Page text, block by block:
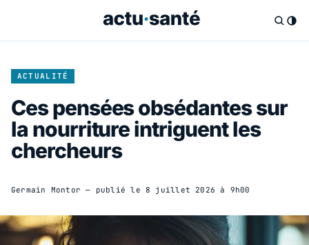
ACTUALITÉ
Ces pensées obsédantes sur
la nourriture intriguent les
chercheurs
Germain Montor — publié le 8 juillet 2026 à 9h00